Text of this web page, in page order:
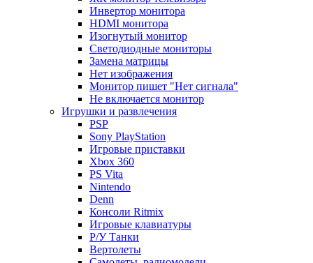
Инвертор монитора
HDMI монитора
Изогнутый монитор
Светодиодные мониторы
Замена матрицы
Нет изображения
Монитор пишет "Нет сигнала"
Не включается монитор
Игрушки и развлечения
PSP
Sony PlayStation
Игровые приставки
Xbox 360
PS Vita
Nintendo
Denn
Консоли Ritmix
Игровые клавиатуры
Р/У Танки
Вертолеты